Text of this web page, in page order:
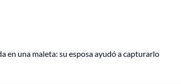
en una maleta: su esposa ayudó a capturarlo